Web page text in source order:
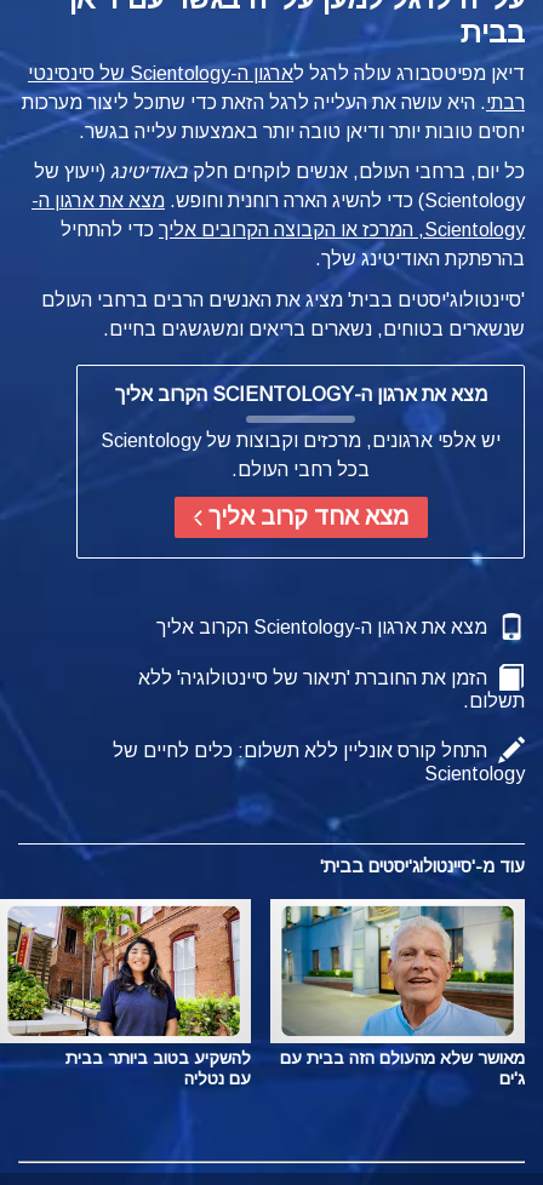
בבית
דיאן מפיטסבורג עולה לרגל ל
ארגון ה-Scientology של סינסינטי
רבתי. היא עושה את העלייה לרגל הזאת כדי שתוכל ליצור מערכות
יחסים טובות יותר ודיאן טובה יותר באמצעות עלייה בגשר.
כל יום, ברחבי העולם, אנשים לוקחים חלקבאודיטינג (ייעוץ של
Scientology) כדי להשיג הארה רוחנית וחופש.
מצא את ארגון ה-
Scientology, המרכז או הקבוצה הקרובים אליך
כדי להתחיל
בהרפתקת האודיטינג שלך.
'סיינטולוג'יסטים בבית' מציג את האנשים הרבים ברחבי העולם
שנשארים בטוחים, נשארים בריאים ומשגשגים בחיים.
מצא את ארגון ה-SCIENTOLOGY הקרוב אליך
יש אלפי ארגונים, מרכזים וקבוצות של Scientology
בכל רחבי העולם.
מצא אחד קרוב אליך
מצא את ארגון ה-Scientology הקרוב אליך
הזמן את החוברת 'תיאור של סיינטולוגיה' ללא
תשלום.
התחל קורס אונליין ללא תשלום: כלים לחיים של
Scientology
עוד מ-'סיינטולוג'יסטים בבית'
מאושר שלא מהעולם הזה בבית עם
ג'ים
להשקיע בטוב ביותר בבית
עם נטליה